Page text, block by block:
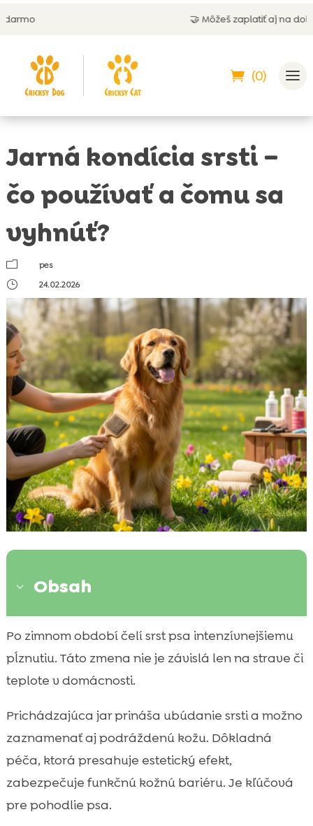
🤝 Môžeš zaplatiť aj na dobierku
(0)
Jarná kondícia srsti –
čo používať a čomu sa
vyhnúť?
m
pes
}
24.02.2026
3 Obsah
 Prečo je jar kritická pre kondíciu psej srsti
 Ako spoznáme, že srsť potrebuje jarný
„reset“
zmysel a ako ho vybrať
 Kefovanie a vyčesávanie na jar: čo
používame doma
Kúpanie na jar: ako často a v akom poradí
Čomu sa vyhnúť: zložky a postupy, ktoré
srsti škodia
Po zimnom období čelí srst psa intenzívnejšiemu
pĺznutiu. Táto zmena nie je závislá len na strave či
teplote v domácnosti.
Prichádzajúca jar prináša ubúdanie srsti a možno
zaznamenať aj podráždenú kožu. Dôkladná
péča, ktorá presahuje estetický efekt,
zabezpečuje funkčnú kožnú bariéru. Je kľúčová
pre pohodlie psa.